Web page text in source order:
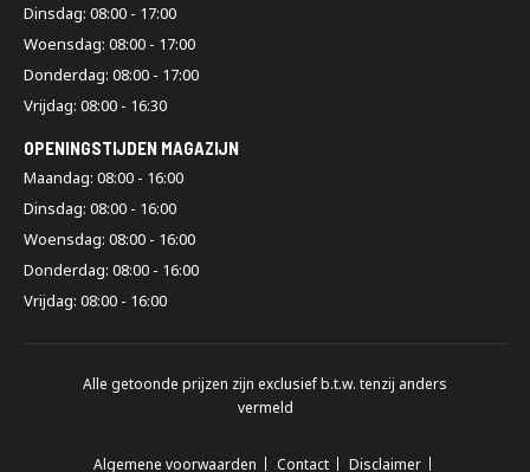
Dinsdag: 08:00 - 17:00
Woensdag: 08:00 - 17:00
Donderdag: 08:00 - 17:00
Vrijdag: 08:00 - 16:30
OPENINGSTIJDEN MAGAZIJN
Maandag: 08:00 - 16:00
Dinsdag: 08:00 - 16:00
Woensdag: 08:00 - 16:00
Donderdag: 08:00 - 16:00
Vrijdag: 08:00 - 16:00
Alle getoonde prijzen zijn exclusief b.t.w. tenzij anders
vermeld
Algemene voorwaarden Contact Disclaimer